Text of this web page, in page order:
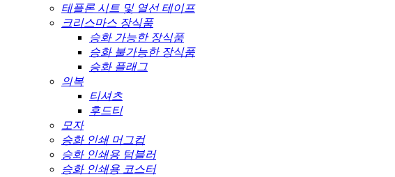
테플론 시트 및 열선 테이프
크리스마스 장식품
승화 가능한 장식품
승화 불가능한 장식품
승화 플래그
의복
티셔츠
후드티
모자
승화 인쇄 머그컵
승화 인쇄용 텀블러
승화 인쇄용 코스터